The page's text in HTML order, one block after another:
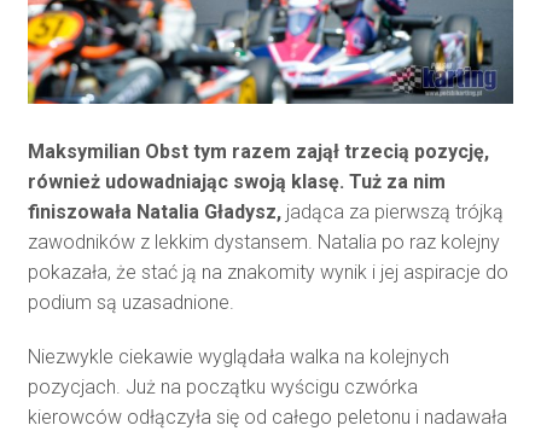
Maksymilian Obst tym razem zajął trzecią pozycję,
również udowadniając swoją klasę. Tuż za nim
finiszowała Natalia Gładysz,jadąca za pierwszą trójką
zawodników z lekkim dystansem. Natalia po raz kolejny
pokazała, że stać ją na znakomity wynik i jej aspiracje do
podium są uzasadnione.
Niezwykle ciekawie wyglądała walka na kolejnych
pozycjach. Już na początku wyścigu czwórka
kierowców odłączyła się od całego peletonu i nadawała